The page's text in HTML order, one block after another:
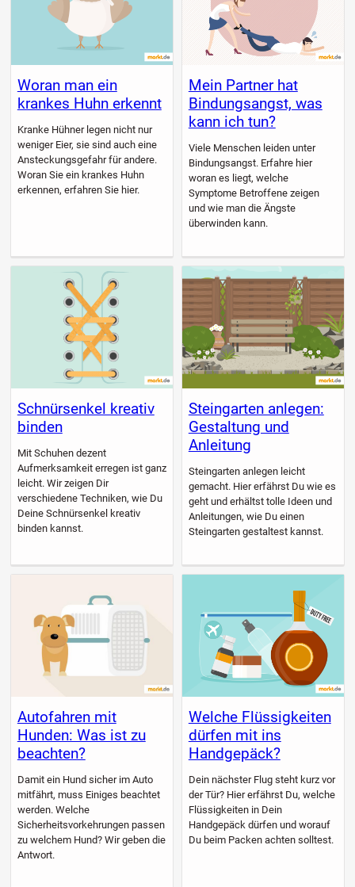
Woran man ein
krankes Huhn erkennt
Kranke Hühner legen nicht nur
weniger Eier, sie sind auch eine
Ansteckungsgefahr für andere.
Woran Sie ein krankes Huhn
erkennen, erfahren Sie hier.
Mein Partner hat
Bindungsangst, was
kann ich tun?
Viele Menschen leiden unter
Bindungsangst. Erfahre hier
woran es liegt, welche
Symptome Betroffene zeigen
und wie man die Ängste
überwinden kann.
Schnürsenkel kreativ
binden
Mit Schuhen dezent
Aufmerksamkeit erregen ist ganz
leicht. Wir zeigen Dir
verschiedene Techniken, wie Du
Deine Schnürsenkel kreativ
binden kannst.
Steingarten anlegen:
Gestaltung und
Anleitung
Steingarten anlegen leicht
gemacht. Hier erfährst Du wie es
geht und erhältst tolle Ideen und
Anleitungen, wie Du einen
Steingarten gestaltest kannst.
Autofahren mit
Hunden: Was ist zu
beachten?
Damit ein Hund sicher im Auto
mitfährt, muss Einiges beachtet
werden. Welche
Sicherheitsvorkehrungen passen
zu welchem Hund? Wir geben die
Antwort.
Welche Flüssigkeiten
dürfen mit ins
Handgepäck?
Dein nächster Flug steht kurz vor
der Tür? Hier erfährst Du, welche
Flüssigkeiten in Dein
Handgepäck dürfen und worauf
Du beim Packen achten solltest.